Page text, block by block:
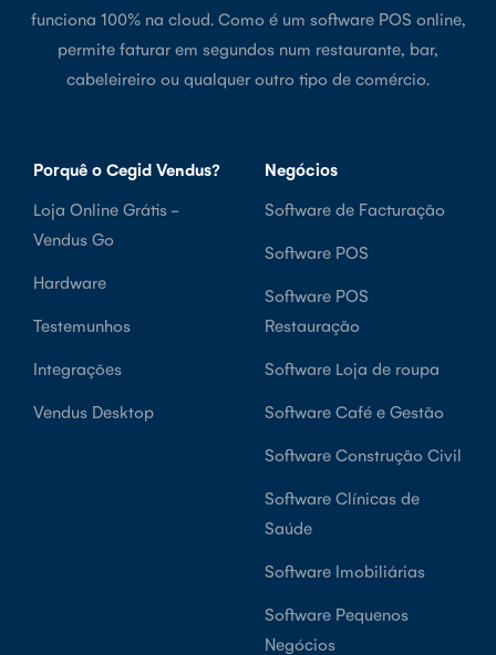
funciona 100% na cloud. Como é um software POS online,
permite faturar em segundos num restaurante, bar,
cabeleireiro ou qualquer outro tipo de comércio.
Porquê o Cegid Vendus?
Loja Online Grátis -
Vendus Go
Hardware
Testemunhos
Integrações
Vendus Desktop
Negócios
Software de Facturação
Software POS
Software POS
Restauração
Software Loja de roupa
Software Café e Gestão
Software Construção Civil
Software Clínicas de
Saúde
Software Imobiliárias
Software Pequenos
Negócios